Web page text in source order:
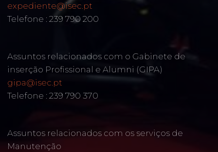
expediente@isec.pt
Telefone : 239 790 200
Assuntos relacionados com o Gabinete de
inserção Profissional e Alumni (GIPA)
gipa@isec.pt
Telefone : 239 790 370
Assuntos relacionados com os serviços de
Manutenção